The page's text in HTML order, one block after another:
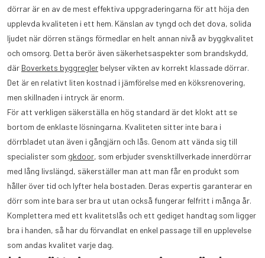
dörrar är en av de mest effektiva uppgraderingarna för att höja den
upplevda kvaliteten i ett hem. Känslan av tyngd och det dova, solida
ljudet när dörren stängs förmedlar en helt annan nivå av byggkvalitet
och omsorg. Detta berör även säkerhetsaspekter som brandskydd,
där Boverkets byggregler belyser vikten av korrekt klassade dörrar.
Det är en relativt liten kostnad i jämförelse med en köksrenovering,
men skillnaden i intryck är enorm.
För att verkligen säkerställa en hög standard är det klokt att se
bortom de enklaste lösningarna. Kvaliteten sitter inte bara i
dörrbladet utan även i gångjärn och lås. Genom att vända sig till
specialister som gkdoor, som erbjuder svensktillverkade innerdörrar
med lång livslängd, säkerställer man att man får en produkt som
håller över tid och lyfter hela bostaden. Deras expertis garanterar en
dörr som inte bara ser bra ut utan också fungerar felfritt i många år.
Komplettera med ett kvalitetslås och ett gediget handtag som ligger
bra i handen, så har du förvandlat en enkel passage till en upplevelse
som andas kvalitet varje dag.